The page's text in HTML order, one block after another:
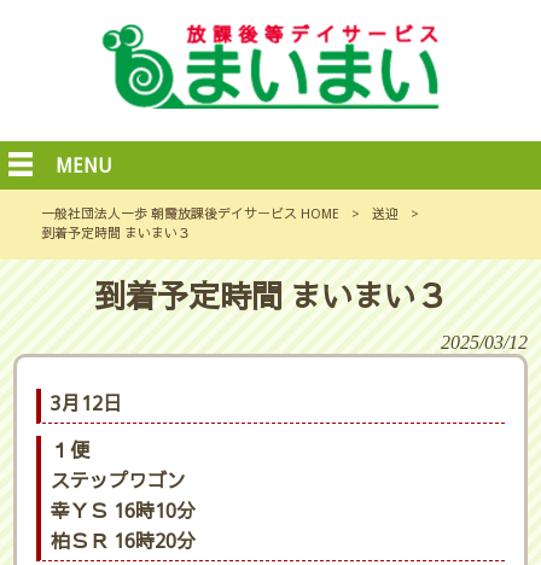
MENU
一般社団法人一歩 朝霞放課後デイサービス HOME > 送迎
>
到着予定時間 まいまい３
到着予定時間 まいまい３
2025/03/12
3月12日
１便
ステップワゴン
幸ＹＳ 16時10分
柏ＳＲ 16時20分